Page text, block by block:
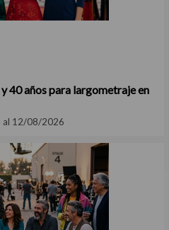
40 años para largometraje en
al 12/08/2026